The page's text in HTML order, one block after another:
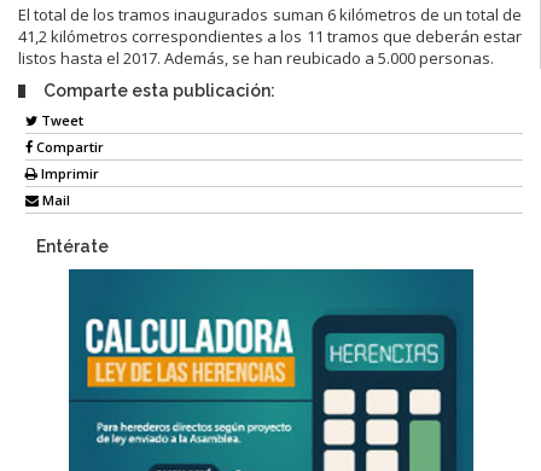
El total de los tramos inaugurados suman 6 kilómetros de un total de
41,2 kilómetros correspondientes a los 11 tramos que deberán estar
listos hasta el 2017. Además, se han reubicado a 5.000 personas.
Comparte esta publicación:
Tweet
Compartir
Imprimir
Mail
Entérate